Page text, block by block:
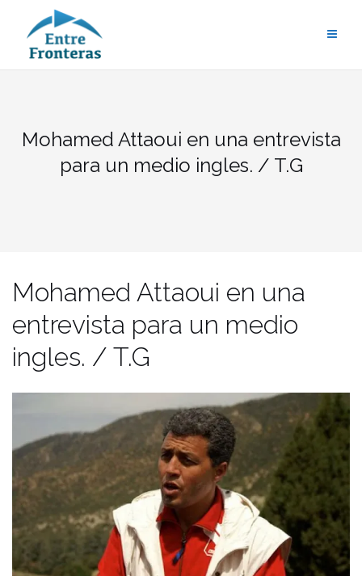
contenido
Mohamed Attaoui en una entrevista
para un medio ingles. / T.G
Mohamed Attaoui en una
entrevista para un medio
ingles. / T.G